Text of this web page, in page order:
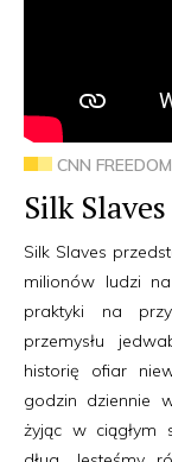
CNN
Silk Slaves
Silk Slaves
milionów ludzi
praktyki na
przemysłu
historię ofiar
godzin dziennie
żyjąc w ciągłym